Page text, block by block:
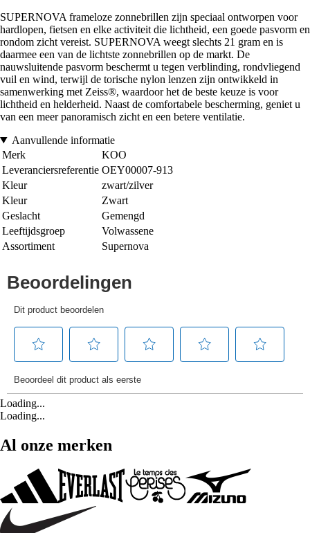
SUPERNOVA frameloze zonnebrillen zijn speciaal ontworpen voor
hardlopen, fietsen en elke activiteit die lichtheid, een goede pasvorm en
rondom zicht vereist. SUPERNOVA weegt slechts 21 gram en is
daarmee een van de lichtste zonnebrillen op de markt. De
nauwsluitende pasvorm beschermt u tegen verblinding, rondvliegend
vuil en wind, terwijl de torische nylon lenzen zijn ontwikkeld in
samenwerking met Zeiss®, waardoor het de beste keuze is voor
lichtheid en helderheid. Naast de comfortabele bescherming, geniet u
van een meer panoramisch zicht en een betere ventilatie.
Aanvullende informatie
Merk
KOO
Leveranciersreferentie OEY00007-913
Kleur
zwart/zilver
Kleur
Zwart
Geslacht
Gemengd
Leeftijdsgroep
Volwassene
Assortiment
Supernova
Loading...
Loading...
Al onze merken